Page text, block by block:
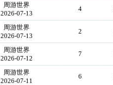
周游世界
2026-07-13
4
周游世界
2026-07-13
2
周游世界
2026-07-12
7
周游世界
2026-07-11
6